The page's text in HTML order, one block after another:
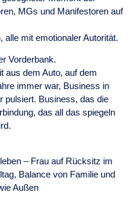
MGs und Manifestoren auf
alle mit emotionaler Autorität.
Vorderbank.
aus dem Auto, auf dem
immer war, Business in
pulsiert. Business, das die
das all das spiegeln